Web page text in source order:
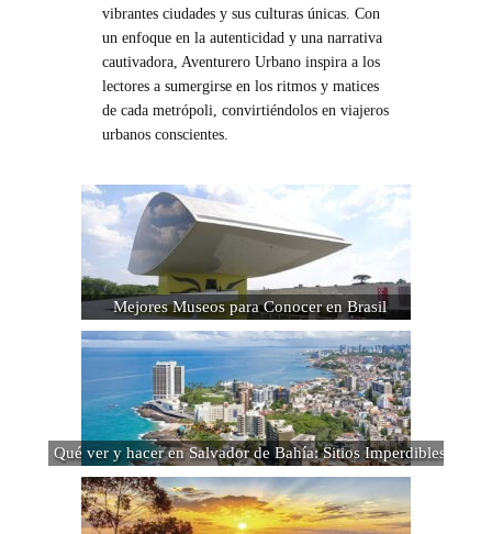
vibrantes ciudades y sus culturas únicas. Con
un enfoque en la autenticidad y una narrativa
cautivadora, Aventurero Urbano inspira a los
lectores a sumergirse en los ritmos y matices
de cada metrópoli, convirtiéndolos en viajeros
urbanos conscientes.
Mejores Museos para Conocer en Brasil
Qué ver y hacer en Salvador de Bahía: Sitios Imperdibles